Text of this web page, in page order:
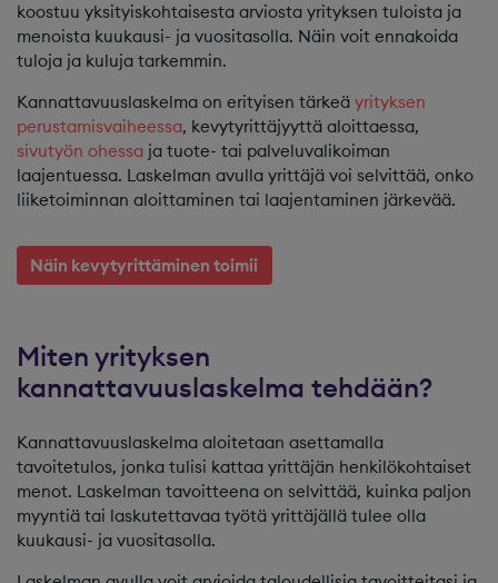
koostuu yksityiskohtaisesta arviosta yrityksen tuloista ja
menoista kuukausi- ja vuositasolla. Näin voit ennakoida
tuloja ja kuluja tarkemmin.
Kannattavuuslaskelma on erityisen tärkeä yrityksen
perustamisvaiheessa, kevytyrittäjyyttä aloittaessa,
sivutyön ohessa ja tuote- tai palveluvalikoiman
laajentuessa. Laskelman avulla yrittäjä voi selvittää, onko
liiketoiminnan aloittaminen tai laajentaminen järkevää.
Näin kevytyrittäminen toimii
Miten yrityksen
kannattavuuslaskelma tehdään?
Kannattavuuslaskelma aloitetaan asettamalla
tavoitetulos, jonka tulisi kattaa yrittäjän henkilökohtaiset
menot. Laskelman tavoitteena on selvittää, kuinka paljon
myyntiä tai laskutettavaa työtä yrittäjällä tulee olla
kuukausi- ja vuositasolla.